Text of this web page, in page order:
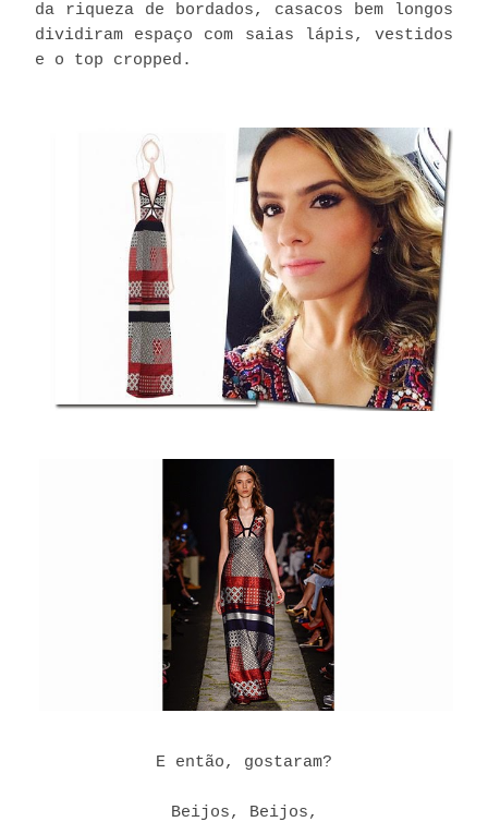
da riqueza de bordados, casacos bem longos
dividiram espaço com saias lápis, vestidos
e o top cropped.
E então, gostaram?
Beijos, Beijos,